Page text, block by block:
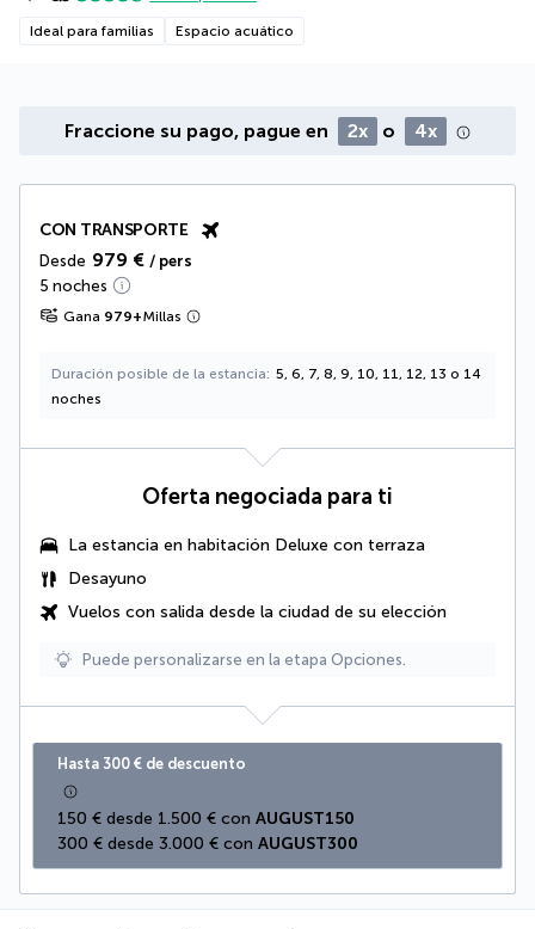
Ideal para familias Espacio acuático
Fraccione su pago, pague en 2x o 4x
CON TRANSPORTE
Desde 979 € / pers
5 noches
Gana 979+Millas
Duración posible de la estancia
5, 6, 7, 8, 9, 10, 11, 12, 13 o 14
noches
Oferta negociada para ti
La estancia en habitación Deluxe con terraza
Desayuno
Vuelos con salida desde la ciudad de su elección
Puede personalizarse en la etapa Opciones.
Hasta 300 € de descuento
150 € desde 1.500 € con AUGUST150
300 € desde 3.000 € con AUGUST300